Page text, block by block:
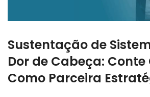
Sustentação de
Dor de Cabeça: Conte
Como Parceira